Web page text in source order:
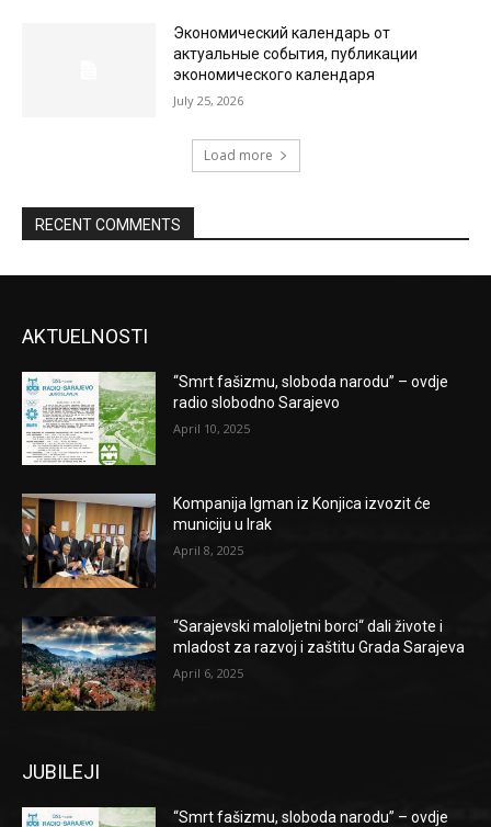
Экономический календарь от
актуальные события, публикации
экономического календаря
July 25, 2026
Load more
RECENT COMMENTS
AKTUELNOSTI
“Smrt fašizmu, sloboda narodu” – ovdje
radio slobodno Sarajevo
April 10, 2025
Kompanija Igman iz Konjica izvozit će
municiju u Irak
April 8, 2025
“Sarajevski maloljetni borci“ dali živote i
mladost za razvoj i zaštitu Grada Sarajeva
April 6, 2025
JUBILEJI
“Smrt fašizmu, sloboda narodu” – ovdje